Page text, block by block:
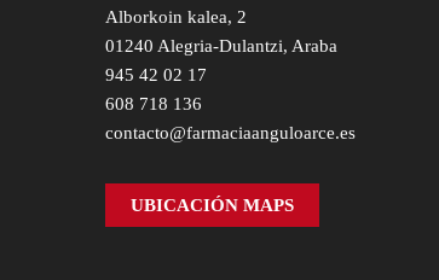
Alborkoin kalea, 2
01240 Alegria-Dulantzi, Araba
945 42 02 17
608 718 136
contacto@farmaciaanguloarce.es
UBICACIÓN MAPS